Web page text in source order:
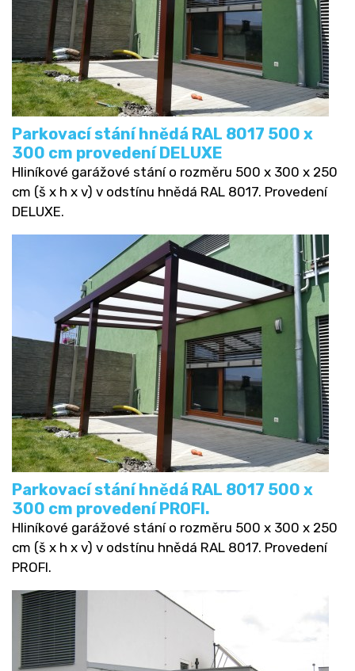
Parkovací stání hnědá RAL 8017 500 x
300 cm provedení DELUXE
Hliníkové garážové stání o rozměru 500 x 300 x 250
cm (š x h x v) v odstínu hnědá RAL 8017. Provedení
DELUXE.
Parkovací stání hnědá RAL 8017 500 x
300 cm provedení PROFI.
Hliníkové garážové stání o rozměru 500 x 300 x 250
cm (š x h x v) v odstínu hnědá RAL 8017. Provedení
PROFI.